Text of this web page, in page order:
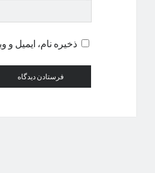
ذخیره نام، ایمیل